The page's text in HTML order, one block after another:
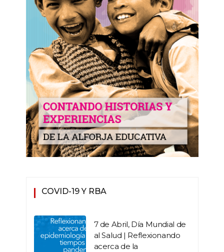
COVID-19 Y RBA
7 de Abril, Día Mundial de
al Salud | Reflexionando
acerca de la